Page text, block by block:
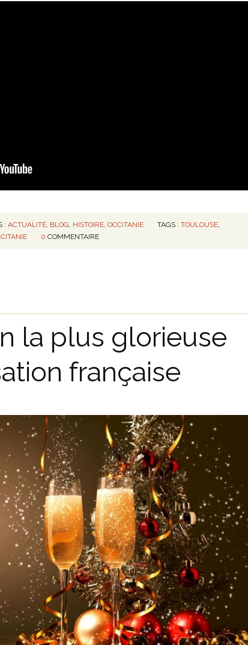
:ACTUALITÉ, BLOG, HISTOIRE,OCCITANIE TAGS :TOULOUSE,
0 COMMENTAIRE
la plus glorieuse
française